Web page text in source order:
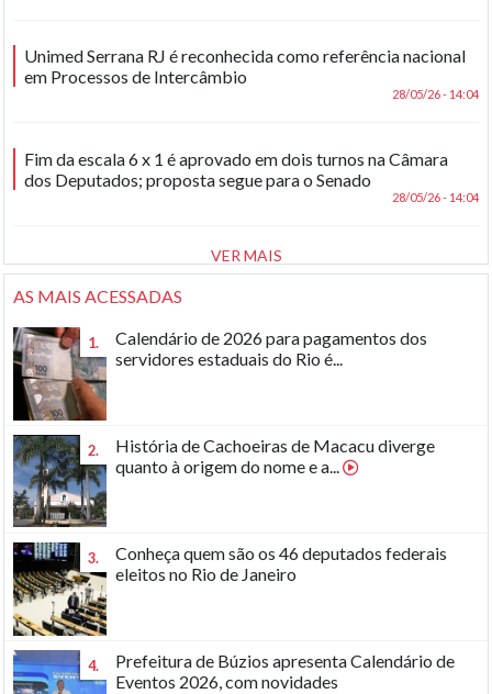
Unimed Serrana RJ é reconhecida como referência nacional
em Processos de Intercâmbio
28/05/26 - 14:04
Fim da escala 6 x 1 é aprovado em dois turnos na Câmara
dos Deputados; proposta segue para o Senado
28/05/26 - 14:04
VER MAIS
AS MAIS ACESSADAS
1.
Calendário de 2026 para pagamentos dos
servidores estaduais do Rio é...
2.
História de Cachoeiras de Macacu diverge
quanto à origem do nome e a...
3.
Conheça quem são os 46 deputados federais
eleitos no Rio de Janeiro
4.
Prefeitura de Búzios apresenta Calendário de
Eventos 2026, com novidades